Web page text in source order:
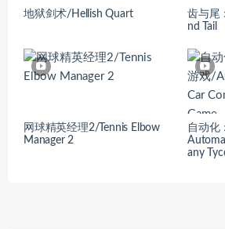
地狱剑术/Hellish Quart
齿与尾
nd Tail
网球精英经理2/Tennis Elbow
Manager 2
自动化
any